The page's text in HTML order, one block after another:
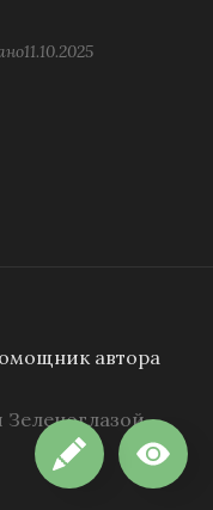
11.10.2025
автора
Зеленоглазой